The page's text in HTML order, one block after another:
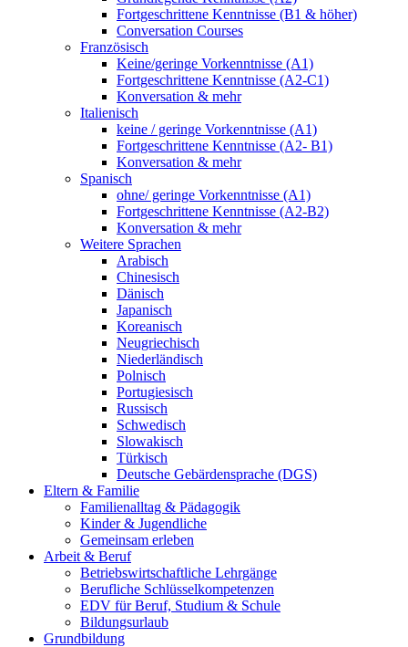
Fortgeschrittene Kenntnisse (B1 & höher)
Conversation Courses
Französisch
Keine/geringe Vorkenntnisse (A1)
Fortgeschrittene Kenntnisse (A2-C1)
Konversation & mehr
Italienisch
keine / geringe Vorkenntnisse (A1)
Fortgeschrittene Kenntnisse (A2- B1)
Konversation & mehr
Spanisch
ohne/ geringe Vorkenntnisse (A1)
Fortgeschrittene Kenntnisse (A2-B2)
Konversation & mehr
Weitere Sprachen
Arabisch
Chinesisch
Dänisch
Japanisch
Koreanisch
Neugriechisch
Niederländisch
Polnisch
Portugiesisch
Russisch
Schwedisch
Slowakisch
Türkisch
Deutsche Gebärdensprache (DGS)
Eltern & Familie
Familienalltag & Pädagogik
Kinder & Jugendliche
Gemeinsam erleben
Arbeit & Beruf
Betriebswirtschaftliche Lehrgänge
Berufliche Schlüsselkompetenzen
EDV für Beruf, Studium & Schule
Bildungsurlaub
Grundbildung